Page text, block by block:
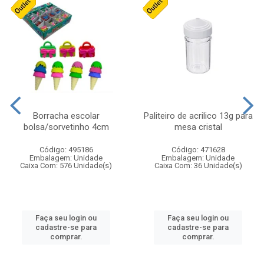
Borracha escolar
bolsa/sorvetinho 4cm
Código: 495186
Embalagem: Unidade
Caixa Com: 576 Unidade(s)
Faça seu login ou
cadastre-se para
comprar.
Paliteiro de acrilico 13g para
mesa cristal
Código: 471628
Embalagem: Unidade
Caixa Com: 36 Unidade(s)
Faça seu login ou
cadastre-se para
comprar.